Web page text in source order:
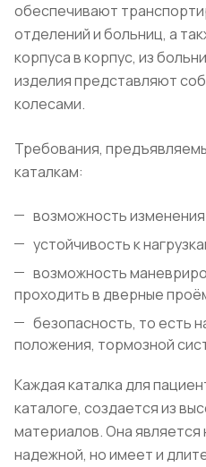
обеспечивают
отделений и больниц, а
корпуса в корпус, из
изделия представляют
колесами.
Требования,
каталкам:
возможность
устойчивость к
возможность
проходить в дверные
безопасность, то есть
положения, тормозной
Каждая каталка для
каталоге, создается из
материалов. Она является
надежной, но имеет и